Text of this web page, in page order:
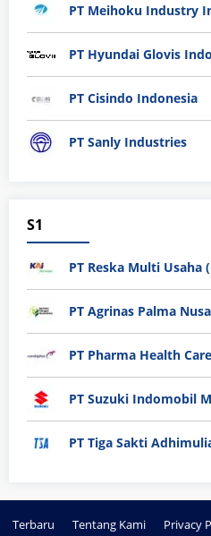
PT Meihoku Industry
PT Hyundai Glovis
PT Cisindo Indonesia
PT Sanly Industries
S1
PT Reska Multi Usaha
PT Agrinas Palma
PT Pharma Health Care
PT Suzuki Indomobil
PT Tiga Sakti
Terbaru Tentang Kami Privacy